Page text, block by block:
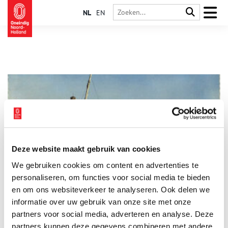
Deze website maakt gebruik van cookies
We gebruiken cookies om content en advertenties te
personaliseren, om functies voor social media te bieden
en om ons websiteverkeer te analyseren. Ook delen we
informatie over uw gebruik van onze site met onze
partners voor social media, adverteren en analyse. Deze
partners kunnen deze gegevens combineren met andere
NL EN
kleuters
Nu de zomer is aangebroken, trekt iedereen weer naar de
Noord-Hollandse stranden. Je kunt natuurlijk met felrode
lippenstift naam en nummer van je strandtent op de blote
ruggetjes van je kinderen tekenen, zoals een moeder van drie
kleuters op het Zandvoortse strand eens deed. Maar dat hoeft
niet meer: om te voorkomen dat kleine kinderen hun ouders